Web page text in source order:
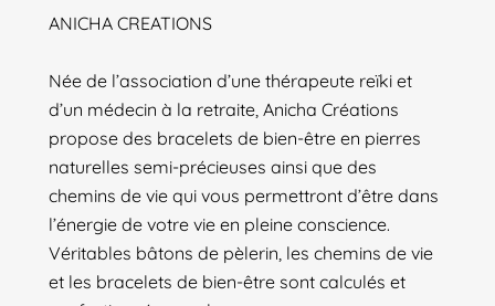
ANICHA CREATIONS
Née de l’association d’une thérapeute reïki et
d’un médecin à la retraite, Anicha Créations
propose des bracelets de bien-être en pierres
naturelles semi-précieuses ainsi que des
chemins de vie qui vous permettront d’être dans
l’énergie de votre vie en pleine conscience.
Véritables bâtons de pèlerin, les chemins de vie
et les bracelets de bien-être sont calculés et